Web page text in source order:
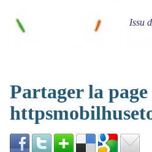
Issu
Partager la page